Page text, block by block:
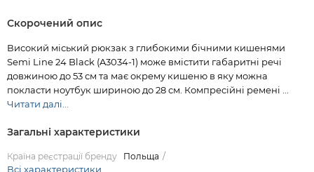
Скорочений опис
Високий міський рюкзак з глибокими бічними кишенями
Semi Line 24 Black (A3034-1) може вмістити габаритні речі
довжиною до 53 см та має окрему кишеню в яку можна
покласти ноутбук шириною до 28 см. Компресійні ремені ...
Читати далі...
Загальні характеристики
Країна реєстрації бренду Польща
Всі характеристики